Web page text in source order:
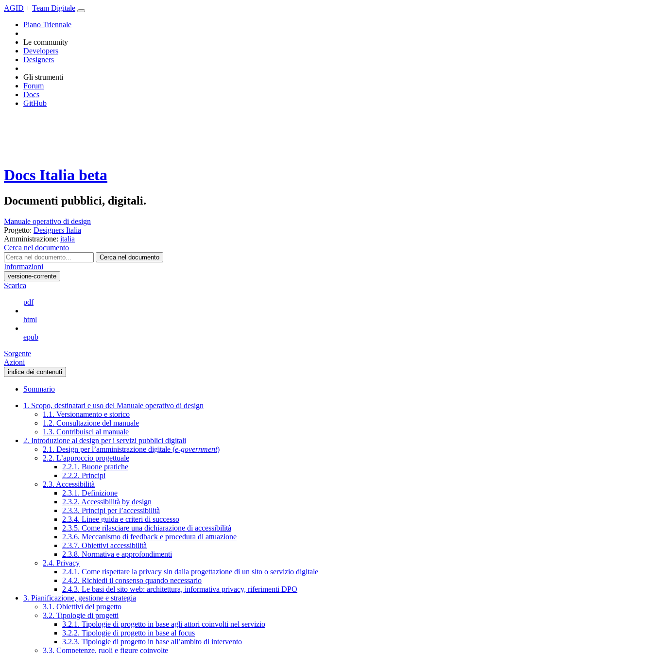
AGID + Team Digitale
Piano Triennale
Le community
Developers
Designers
Gli strumenti
Forum
Docs
GitHub
Docs Italia beta
Documenti pubblici, digitali.
Manuale operativo di design
Progetto: Designers Italia
Amministrazione: italia
Cerca nel documento
Cerca nel documento
Informazioni
versione-corrente
Scarica
pdf
html
epub
Sorgente
Azioni
indice dei contenuti
Sommario
1. Scopo, destinatari e uso del Manuale operativo di design
1.1. Versionamento e storico
1.2. Consultazione del manuale
1.3. Contribuisci al manuale
2. Introduzione al design per i servizi pubblici digitali
2.1. Design per l’amministrazione digitale (e-government)
2.2. L’approccio progettuale
2.2.1. Buone pratiche
2.2.2. Principi
2.3. Accessibilità
2.3.1. Definizione
2.3.2. Accessibilità by design
2.3.3. Principi per l’accessibilità
2.3.4. Linee guida e criteri di successo
2.3.5. Come rilasciare una dichiarazione di accessibilità
2.3.6. Meccanismo di feedback e procedura di attuazione
2.3.7. Obiettivi accessibilità
2.3.8. Normativa e approfondimenti
2.4. Privacy
2.4.1. Come rispettare la privacy sin dalla progettazione di un sito o servizio digitale
2.4.2. Richiedi il consenso quando necessario
2.4.3. Le basi del sito web: architettura, informativa privacy, riferimenti DPO
3. Pianificazione, gestione e strategia
3.1. Obiettivi del progetto
3.2. Tipologie di progetti
3.2.1. Tipologie di progetto in base agli attori coinvolti nel servizio
3.2.2. Tipologie di progetto in base al focus
3.2.3. Tipologie di progetto in base all’ambito di intervento
3.3. Competenze, ruoli e figure coinvolte